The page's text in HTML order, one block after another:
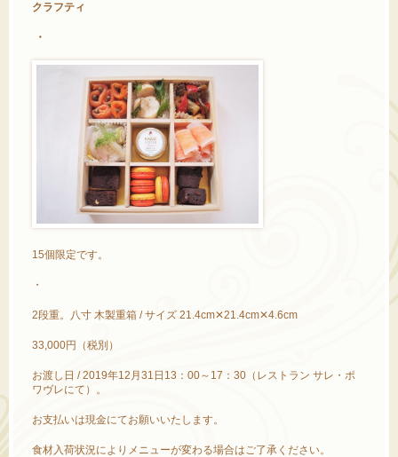
クラフティ
・
15個限定です。
・
2段重。八寸 木製重箱 / サイズ 21.4cm✕21.4cm✕4.6cm
33,000円（税別）
お渡し日 / 2019年12月31日13：00～17：30（レストラン サレ・ポ
ワヴレにて）。
お支払いは現金にてお願いいたします。
食材入荷状況によりメニューが変わる場合はご了承ください。